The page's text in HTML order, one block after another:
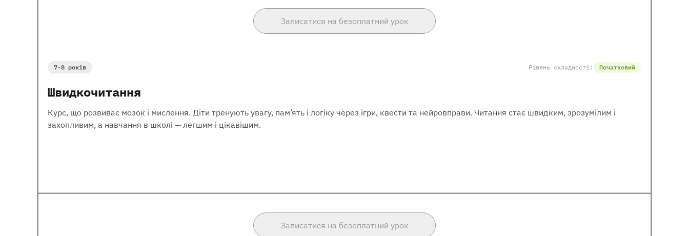
Записатися на безоплатний урок
7-8 років Рівень складності: Початковий
Швидкочитання
Курс, що розвиває мозок і мислення. Діти тренують увагу, пам’ять і логіку через ігри, квести та нейровправи. Читання стає швидким, зрозумілим і
захопливим, а навчання в школі — легшим і цікавішим.
Записатися на безоплатний урок